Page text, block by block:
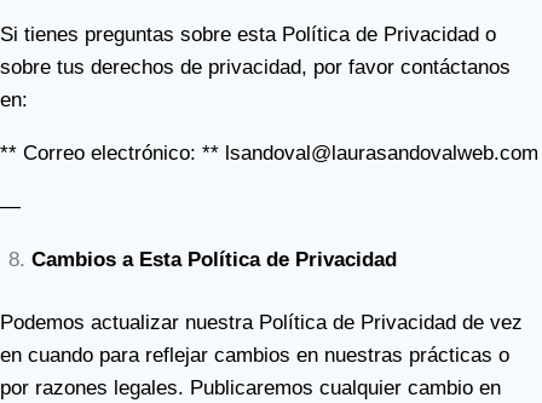
Si tienes preguntas sobre esta Política de Privacidad o
sobre tus derechos de privacidad, por favor contáctanos
en:
** Correo electrónico: ** lsandoval@laurasandovalweb.com
—
Cambios a Esta Política de Privacidad
Podemos actualizar nuestra Política de Privacidad de vez
en cuando para reflejar cambios en nuestras prácticas o
por razones legales. Publicaremos cualquier cambio en